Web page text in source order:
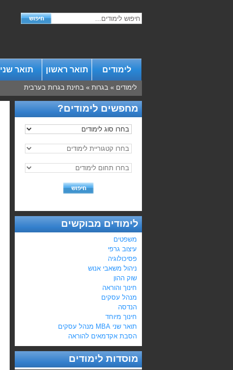
לימודים תואר ראשון תואר שני
לימודים »בגרות »בחינת בגרות בערבית
מחפשים לימודים?
לימודים מבוקשים
משפטים
עיצוב גרפי
פסיכולוגיה
ניהול משאבי אנוש
שוק ההון
חינוך והוראה
מנהל עסקים
הנדסה
חינוך מיוחד
תואר שני MBA מנהל עסקים
הסבת אקדמאים להוראה
מוסדות לימודים